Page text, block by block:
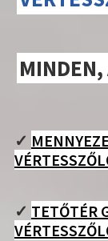
MINDEN,
✓
✓ TETŐTÉR